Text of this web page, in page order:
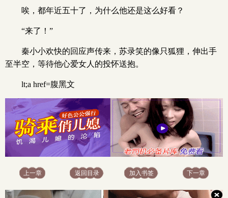
唉，都年近五十了，为什么他还是这么好看？
“来了！”
秦小小欢快的回应声传来，苏录笑的像只狐狸，伸出手
至半空，等待他心爱女人的投怀送抱。
lt;a href=腹黑文
上一章 返回目录 加入书签 下一章